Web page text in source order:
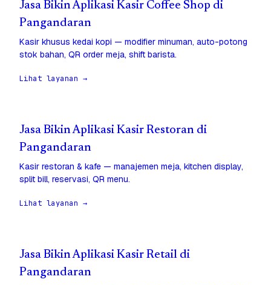
Jasa Bikin Aplikasi Kasir Coffee Shop di
Pangandaran
Kasir khusus kedai kopi — modifier minuman, auto-potong
stok bahan, QR order meja, shift barista.
Lihat layanan →
Jasa Bikin Aplikasi Kasir Restoran di
Pangandaran
Kasir restoran & kafe — manajemen meja, kitchen display,
split bill, reservasi, QR menu.
Lihat layanan →
Jasa Bikin Aplikasi Kasir Retail di
Pangandaran